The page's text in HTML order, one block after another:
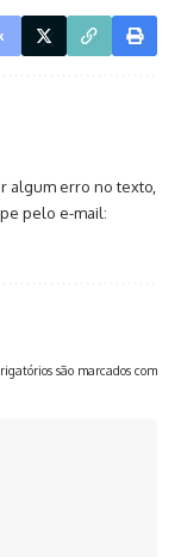
algum erro no texto,
pelo e-mail:
são marcados com